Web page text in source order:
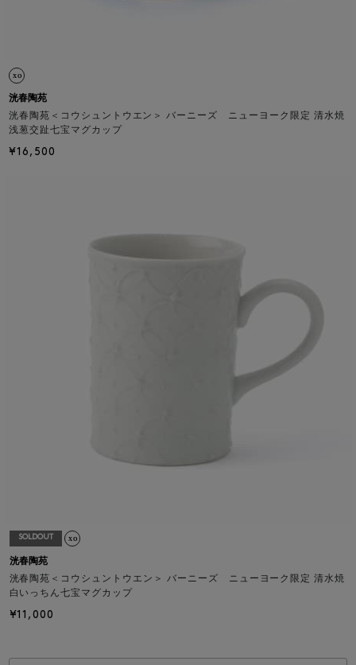
洸春陶苑
洸春陶苑＜コウシュントウエン＞ バーニーズ ニューヨーク限定 清水焼
浅葱交趾七宝マグカップ
¥16,500
SOLDOUT
洸春陶苑
洸春陶苑＜コウシュントウエン＞ バーニーズ ニューヨーク限定 清水焼
白いっちん七宝マグカップ
¥11,000